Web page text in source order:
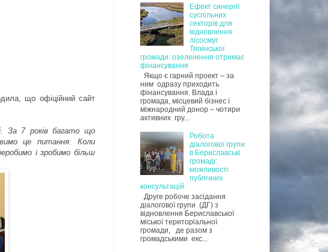
що офіційний сайт
За 7 років багато що
це питання. Коли
і зробимо більш
Ефект синергії
суспільних
секторів для
відновлення
лісосмуг
Тягинської
громади: озеленення отримає
фінансування
Якщо є гарний проект – за
ним одразу приходить
фінансування. Влада і
громада, місцевий бізнес і
міжнародний донор – чотири
активних гру...
Робота
діалогової групи
в Бериславські
громаді:
можливості
публічних
консультацій
Друге робоче засідання
діалогової групи (ДГ) з
відновлення Бериславської
міської територіальної
громади, де разом з
громадськими екс...